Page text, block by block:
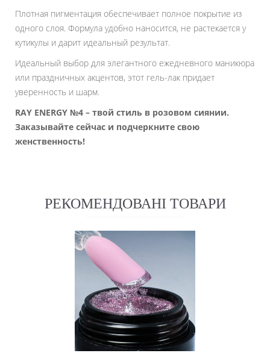
Плотная пигментация обеспечивает полное покрытие из
одного слоя. Формула удобно наносится, не растекается у
кутикулы и дарит идеальный результат.
Идеальный выбор для элегантного ежедневного маникюра
или праздничных акцентов, этот гель-лак придает
уверенность и шарм.
RAY ENERGY №4 – твой стиль в розовом сиянии.
Заказывайте сейчас и подчеркните свою
женственность!
РЕКОМЕНДОВАНІ ТОВАРИ